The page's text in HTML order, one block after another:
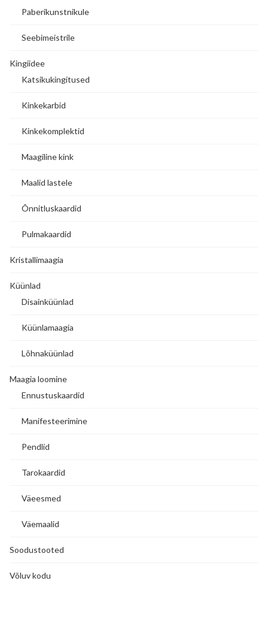
Paberikunstnikule
Seebimeistrile
Kingiidee
Katsikukingitused
Kinkekarbid
Kinkekomplektid
Maagiline kink
Maalid lastele
Õnnitluskaardid
Pulmakaardid
Kristallimaagia
Küünlad
Disainküünlad
Küünlamaagia
Lõhnaküünlad
Maagia loomine
Ennustuskaardid
Manifesteerimine
Pendlid
Tarokaardid
Väeesmed
Väemaalid
Soodustooted
Võluv kodu